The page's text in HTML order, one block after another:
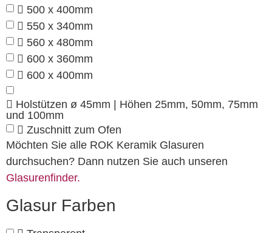
500 x 400mm
550 x 340mm
560 x 480mm
600 x 360mm
600 x 400mm
Holstützen ø 45mm | Höhen 25mm, 50mm, 75mm
und 100mm
Zuschnitt zum Ofen
Möchten Sie alle ROK Keramik Glasuren
durchsuchen? Dann nutzen Sie auch unseren
Glasurenfinder.
Glasur Farben